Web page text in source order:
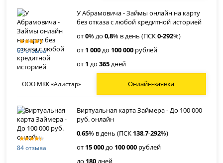
63 отзыва
У Абрамовича - Займы онлайн на карту
без отказа с любой кредитной историей
от0% до0,8% в день (ПСК0-292%)
от 1 000до 100 000 рублей
от 1 до365дней
ООО МКК «Алистар» Онлайн-заявка
84 отзыва
Виртуальная карта Займера - До 100 000
руб. онлайн
0,65% в день (ПСК 138,7-292%)
от 15 000до 100 000 рублей
до 180дней